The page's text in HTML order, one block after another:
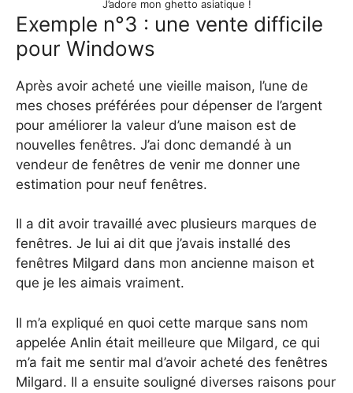
J’adore mon ghetto asiatique !
Exemple n°3 : une vente difficile
pour Windows
Après avoir acheté une vieille maison, l’une de
mes choses préférées pour dépenser de l’argent
pour améliorer la valeur d’une maison est de
nouvelles fenêtres. J’ai donc demandé à un
vendeur de fenêtres de venir me donner une
estimation pour neuf fenêtres.
Il a dit avoir travaillé avec plusieurs marques de
fenêtres. Je lui ai dit que j’avais installé des
fenêtres Milgard dans mon ancienne maison et
que je les aimais vraiment.
Il m’a expliqué en quoi cette marque sans nom
appelée Anlin était meilleure que Milgard, ce qui
m’a fait me sentir mal d’avoir acheté des fenêtres
Milgard. Il a ensuite souligné diverses raisons pour